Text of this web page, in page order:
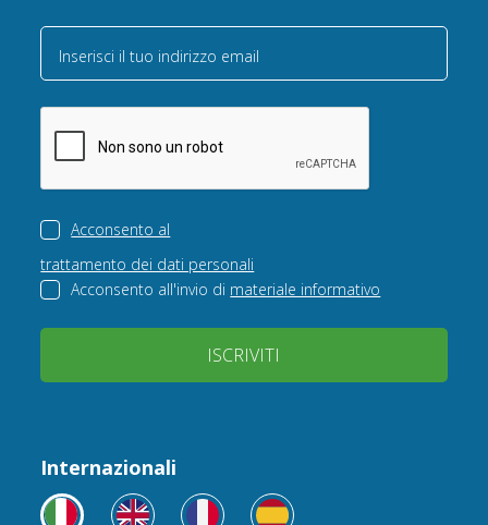
Inserisci il tuo indirizzo email
Acconsento al
trattamento dei dati personali
Acconsento all'invio di materiale informativo
ISCRIVITI
Internazionali